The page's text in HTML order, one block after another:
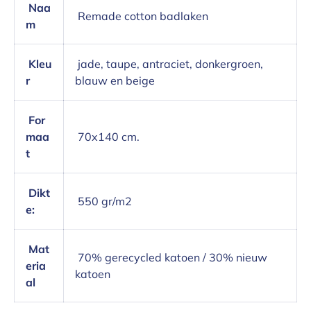
Naa
m
Remade cotton badlaken
Kleu
r
jade, taupe, antraciet, donkergroen,
blauw en beige
For
maa
t
70x140 cm.
Dikt
e:
550 gr/m2
Mat
eria
al
70% gerecycled katoen / 30% nieuw
katoen